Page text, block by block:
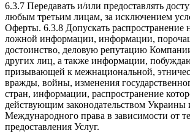
6.3.7 Передавать и/или предоставлять
любым третьим лицам, за исключением
Оферты. 6.3.8 Допускать распространение
ложной информации, информации,
достоинство, деловую репутацию
других лиц, а также информации,
призывающей к межнациональной,
вражды, войны, изменения
стран, информации, распространение
действующим законодательством
Международного права в зависимости от
предоставления Услуг.